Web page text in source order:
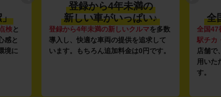
」
検と
感と
境に
登録から4年未満の
新しい車がいっぱい♪
登録から4年未満の新しいクルマを多数
導入し、快適な車両の提供を追求して
います。もちろん追加料金は0円です。
全
全国47
駅チカ
店舗で
用いた
す。